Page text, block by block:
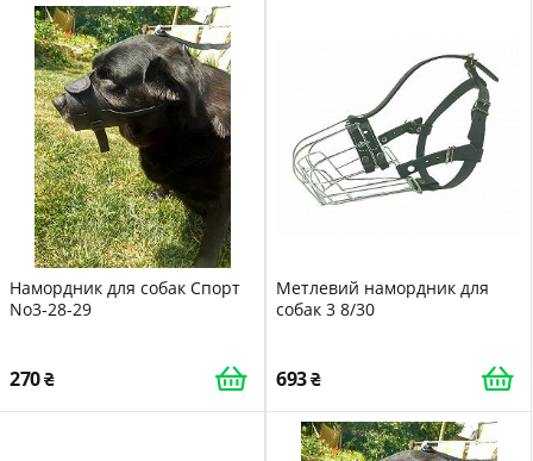
Намордник для собак Спорт
No3-28-29
270
Метлевий намордник для
собак 3 8/30
693